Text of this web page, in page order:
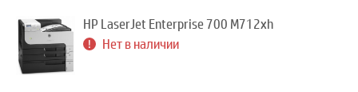
HP LaserJet Enterprise 700 M712xh
Нет в наличии